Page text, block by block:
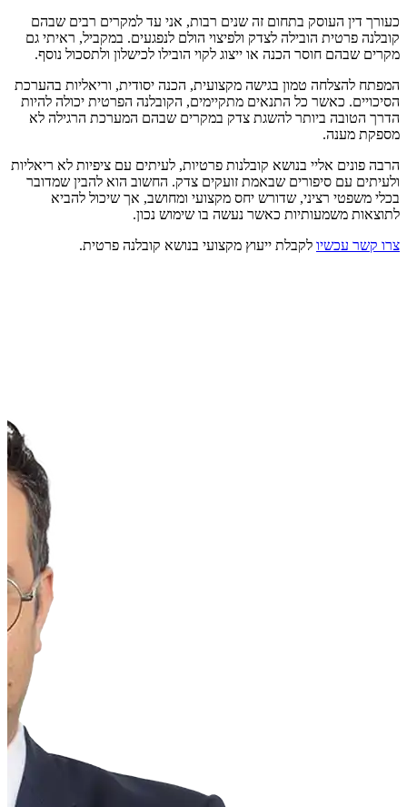
כעורך דין העוסק בתחום זה שנים רבות, אני עד למקרים רבים שבהם
קובלנה פרטית הובילה לצדק ולפיצוי הולם לנפגעים. במקביל, ראיתי גם
מקרים שבהם חוסר הכנה או ייצוג לקוי הובילו לכישלון ולתסכול נוסף.
המפתח להצלחה טמון בגישה מקצועית, הכנה יסודית, וריאליות בהערכת
הסיכויים. כאשר כל התנאים מתקיימים, הקובלנה הפרטית יכולה להיות
הדרך הטובה ביותר להשגת צדק במקרים שבהם המערכת הרגילה לא
מספקת מענה.
הרבה פונים אליי בנושא קובלנות פרטיות, לעיתים עם ציפיות לא ריאליות
ולעיתים עם סיפורים שבאמת זועקים צדק. החשוב הוא להבין שמדובר
בכלי משפטי רציני, שדורש יחס מקצועי ומחושב, אך שיכול להביא
לתוצאות משמעותיות כאשר נעשה בו שימוש נכון.
צרו קשר עכשיו לקבלת ייעוץ מקצועי בנושא קובלנה פרטית.